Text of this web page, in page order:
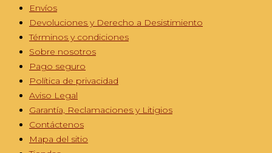
Envíos
Devoluciones y Derecho a Desistimiento
Términos y condiciones
Sobre nosotros
Pago seguro
Política de privacidad
Aviso Legal
Garantía, Reclamaciones y Litigios
Contáctenos
Mapa del sitio